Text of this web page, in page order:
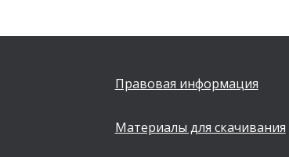
Правовая информация
Материалы для скачивания